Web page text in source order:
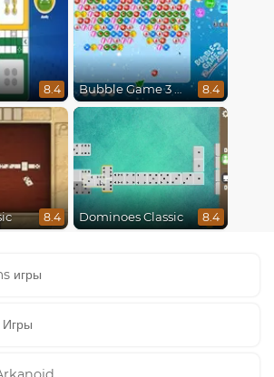
8.4 Bubble Game 3 Christmas 8.4
8.4 Dominoes Classic 8.4
игры
Игры